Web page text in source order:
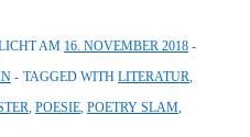
AM 16. NOVEMBER 2018
TAGGED WITH LITERATUR
POESIE POETRY SLAM